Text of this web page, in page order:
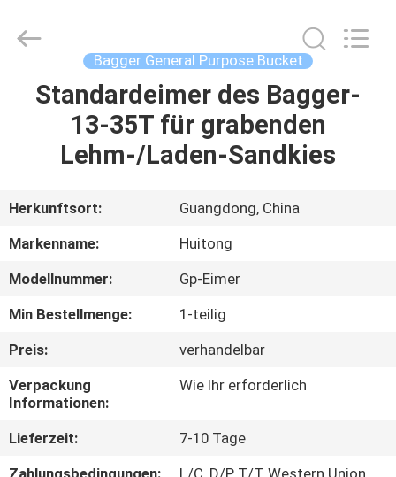
HAUSE
VR-
SHOW
ÜBER
UNS
WERKSBESICHTIGUNG
QUALITÄTSKONTROLLE
Reserved.
Bagger General Purpose Bucket
Standardeimer des Bagger-
13-35T für grabenden
Lehm-/Laden-Sandkies
Herkunftsort:
Guangdong, China
Markenname:
Huitong
Modellnummer:
Gp-Eimer
Min Bestellmenge:
1-teilig
Preis:
verhandelbar
Verpackung
Informationen:
Wie Ihr erforderlich
Lieferzeit:
7-10 Tage